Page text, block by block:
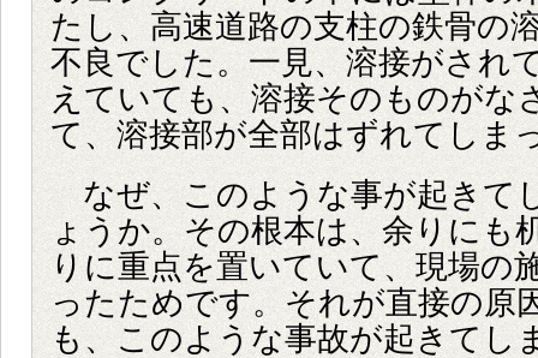
たし、高速道路の支柱の鉄骨の
不良でした。一見、溶接がされ
えていても、溶接そのものがな
て、溶接部が全部はずれてしま
なぜ、このような事が起きて
ょうか。その根本は、余りにも
りに重点を置いていて、現場の
ったためです。それが直接の原
も、このような事故が起きてし